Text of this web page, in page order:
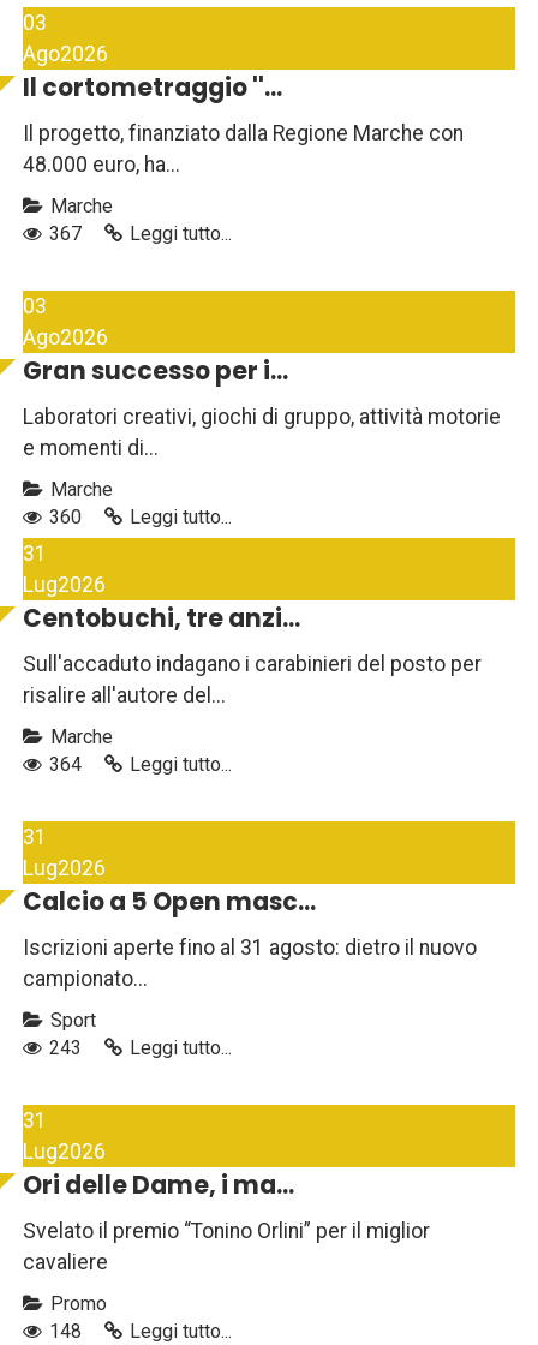
03
Ago2026
Il cortometraggio ''...
Il progetto, finanziato dalla Regione Marche con
48.000 euro, ha...
Marche
367
Leggi tutto...
03
Ago2026
Gran successo per i...
Laboratori creativi, giochi di gruppo, attività motorie
e momenti di...
Marche
360
Leggi tutto...
31
Lug2026
Centobuchi, tre anzi...
Sull'accaduto indagano i carabinieri del posto per
risalire all'autore del...
Marche
364
Leggi tutto...
31
Lug2026
Calcio a 5 Open masc...
Iscrizioni aperte fino al 31 agosto: dietro il nuovo
campionato...
Sport
243
Leggi tutto...
31
Lug2026
Ori delle Dame, i ma...
Svelato il premio “Tonino Orlini” per il miglior
cavaliere
Promo
148
Leggi tutto...